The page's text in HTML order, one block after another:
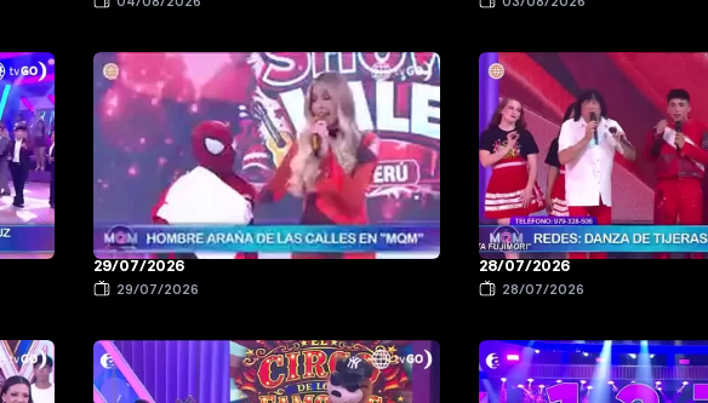
29/07/2026
29/07/2026
28/07/2026
28/07/2026